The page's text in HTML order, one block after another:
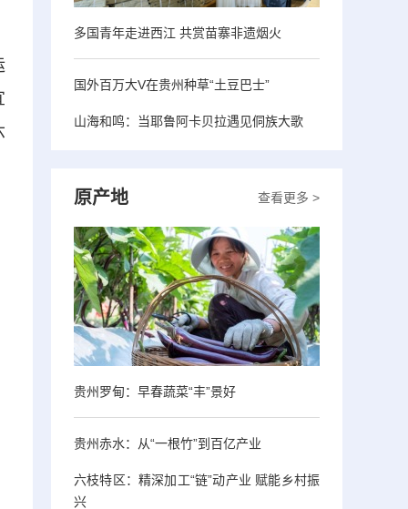
多国青年走进西江 共赏苗寨非遗烟火
国外百万大V在贵州种草“土豆巴士”
山海和鸣：当耶鲁阿卡贝拉遇见侗族大歌
查看更多 >
原产地
贵州罗甸：早春蔬菜“丰”景好
贵州赤水：从“一根竹”到百亿产业
六枝特区：精深加工“链”动产业 赋能乡村振
兴